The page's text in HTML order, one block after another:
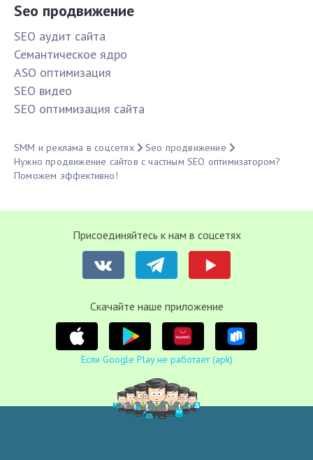
Seo продвижение
SЕО аудит сайта
Семантическое ядро
ASO оптимизация
SЕО видео
SЕО оптимизация сайта
SMM и реклама в соцсетях
Seo продвижение
Нужно продвижение сайтов с частным SEO оптимизатором?
Поможем эффективно!
Присоединяйтесь к нам в соцсетях
Cкачайте наше приложение
Если Google Play не работает (apk)